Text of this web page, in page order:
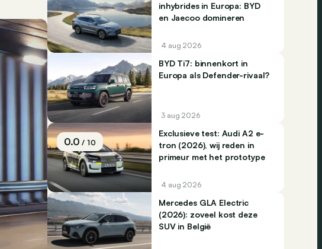
inhybrides in Europa: BYD
en Jaecoo domineren
4 aug 2026
BYD Ti7: binnenkort in
Europa als Defender-rivaal?
3 aug 2026
0.0/ 10
Exclusieve test: Audi A2 e-
tron (2026), wij reden in
primeur met het prototype
4 aug 2026
Mercedes GLA Electric
(2026): zoveel kost deze
SUV in België